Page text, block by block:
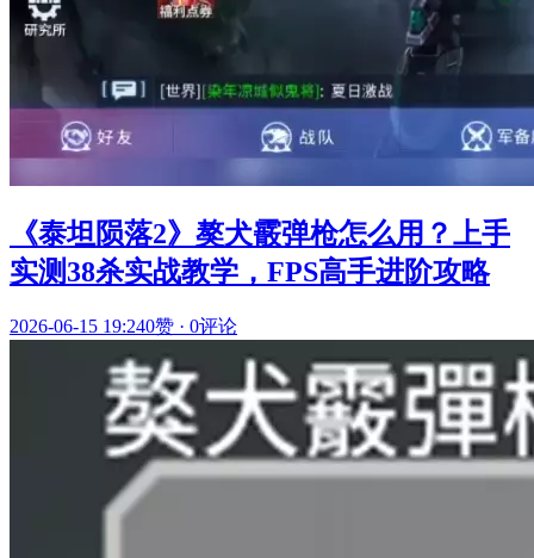
《泰坦陨落2》獒犬霰弹枪怎么用？上手
实测38杀实战教学，FPS高手进阶攻略
2026-06-15 19:240赞 · 0评论